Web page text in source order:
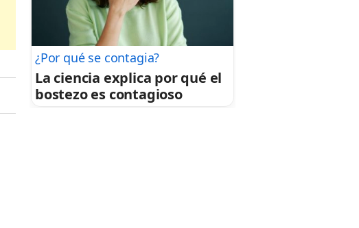
¿Por qué se contagia?
La ciencia explica por qué el
bostezo es contagioso